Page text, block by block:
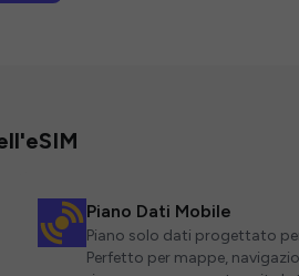
Piano Dati Mobile
Piano solo dati progettato
Perfetto per mappe,